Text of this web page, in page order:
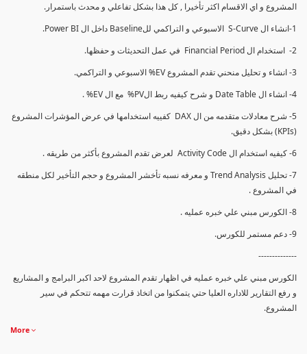
المشروع و اي الاقسام اكثر تأخيرا , كل هذا بشكل تفاعلي و محدث باستمرار.
1-انشاء ال S-Curve الاسبوعي و التراكمي للBaseline داخل ال Power BI.
2- استخدام ال Financial Period في عمل التحديثات و حفظها.
3- انشاء و تحليل منحني تقدم المشروع EV% الاسبوعي و التراكمي.
4- انشاء ال Date Table و شرح كيفيه ربط الPV% مع ال EV% .
5- شرح معادلات متقدمه من ال DAX كفييه استخدامها في عرض المؤشرات المشروع
(KPIs) بشكل دقيق.
6- كيفيه استخدام ال Activity Code لعرض تقدم المشروع بأكثر من طريقه .
7- تحليل Trend Analysis و معرفه نسبه تأخشر المشروع و حجم التأخير لكل منطقه
في المشروع .
8- الكورس مبني علي خبره عمليه .
9- دعم مستمر للكورس.
--------------
الكورس مبني علي خبره عمليه في اظهار تقدم المشروع لاحد اكبر البرامج و المشاريع
و رفع التقارير للاداره العليا حتي يتمكنوا من اتخاذ قرارت مهمه تتحكم في سير
المشروع.
More